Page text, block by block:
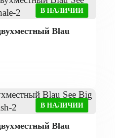
В НАЛИЧИИ
Blau
В НАЛИЧИИ
Blau